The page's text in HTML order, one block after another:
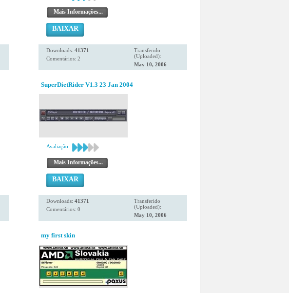
Mais Informações...
BAIXAR
Downloads: 41371
Comentários: 2
Transferido
(Uploaded):
May 10, 2006
SuperDietRider V1.3 23 Jan 2004
Avaliação:
Mais Informações...
BAIXAR
Downloads: 41371
Comentários: 0
Transferido
(Uploaded):
May 10, 2006
my first skin